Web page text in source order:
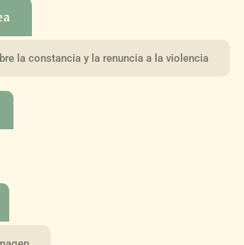
la constancia y la renuncia a la violencia